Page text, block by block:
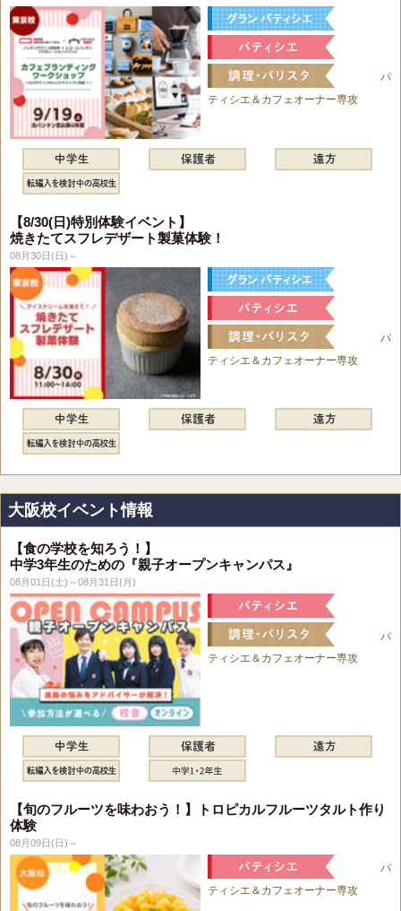
パ
ティシエ＆カフェオーナー専攻
【8/30(日)特別体験イベント】
焼きたてスフレデザート製菓体験！
08月30日(日)～
パ
ティシエ＆カフェオーナー専攻
大阪校イベント情報
【食の学校を知ろう！】
中学3年生のための『親子オープンキャンパス』
08月01日(土)～08月31日(月)
パ
ティシエ＆カフェオーナー専攻
【旬のフルーツを味わおう！】トロピカルフルーツタルト作り
体験
08月09日(日)～
パ
ティシエ＆カフェオーナー専攻